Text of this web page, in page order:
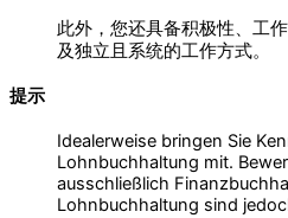
此外，您还具备积极性、工
及独立且系统的工作方式。
提示
Idealerweise bringen Sie
Lohnbuchhaltung mit.
ausschließlich
Lohnbuchhaltung sind